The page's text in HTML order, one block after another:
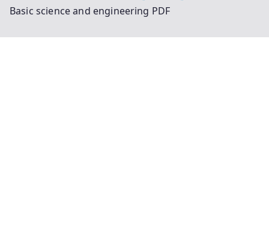
Basic science and engineering PDF